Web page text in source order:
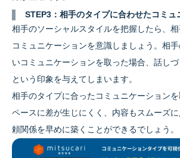
STEP3：相手のタイプに合わせたコミュ
相手のソーシャルスタイルを把握したら、
コミュニケーションを意識しましょう。相
いコミュニケーションを取った場合、話し
という印象を与えてしまいます。
相手のタイプに合ったコミュニケーション
ペースに差が生じにくく、内容もスムーズ
頼関係を早めに築くことができるでしょう。